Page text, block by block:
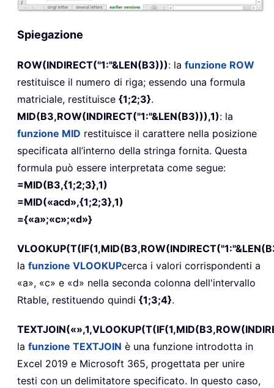
Spiegazione
ROW(INDIRECT("1:"&LEN(B3))): la funzione ROW
restituisce il numero di riga; essendo una formula
matriciale, restituisce {1;2;3}.
MID(B3,ROW(INDIRECT("1:"&LEN(B3))),1): la
funzione MID restituisce il carattere nella posizione
specificata all’interno della stringa fornita. Questa
formula può essere interpretata come segue:
=MID(B3,{1;2;3},1)
=MID(«acd»,{1;2;3},1)
={«a»;«c»;«d»}
la funzione VLOOKUPcerca i valori corrispondenti a
«a», «c» e «d» nella seconda colonna dell'intervallo
Rtable, restituendo quindi {1;3;4}.
la funzione TEXTJOIN è una funzione introdotta in
Excel 2019 e Microsoft 365, progettata per unire
testi con un delimitatore specificato. In questo caso,